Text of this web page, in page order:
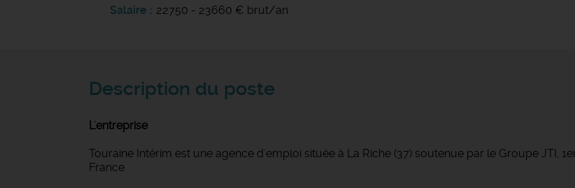
Salaire
22750 - 23660 € brut/an
Description du poste
L'entreprise
Touraine Intérim est une agence d'emploi située à La Riche (37) soutenue par le Groupe JTI,
France.